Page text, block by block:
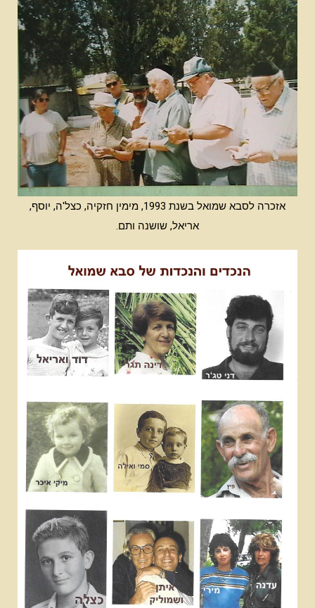
אזכרה לסבא שמואל בשנת 1993, מימין חזקיה, כצל'ה, יוסף,
אריאל, שושנה ותם.